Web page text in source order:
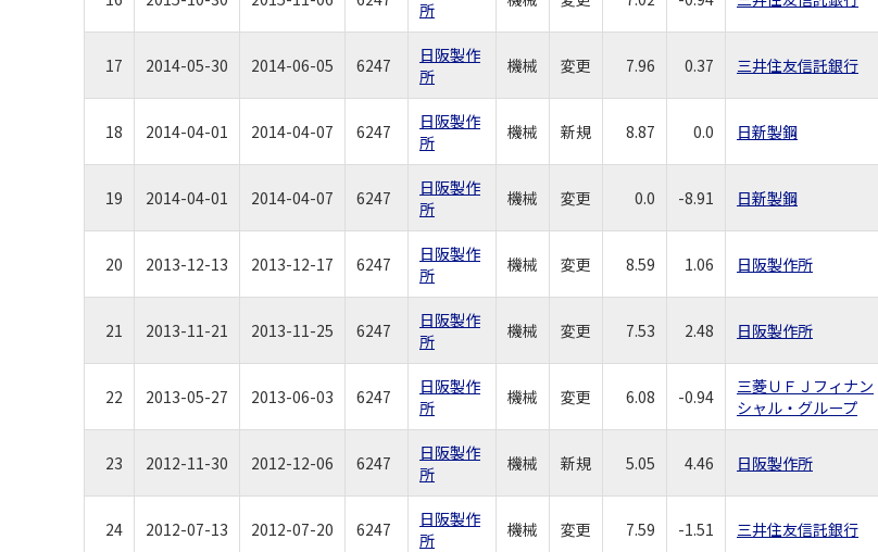
所
17 2014-05-30 2014-06-05 6247
日阪製作
所
機械 変更 7.96 0.37 三井住友信託銀行
18 2014-04-01 2014-04-07 6247
日阪製作
所
機械 新規 8.87 0.0 日新製鋼
19 2014-04-01 2014-04-07 6247
日阪製作
所
機械 変更 0.0 -8.91 日新製鋼
20 2013-12-13 2013-12-17 6247
日阪製作
所
機械 変更 8.59 1.06 日阪製作所
21 2013-11-21 2013-11-25 6247
日阪製作
所
機械 変更 7.53 2.48 日阪製作所
22 2013-05-27 2013-06-03 6247
日阪製作
所
機械 変更 6.08 -0.94
三菱ＵＦＪフィナン
シャル・グループ
23 2012-11-30 2012-12-06 6247
日阪製作
所
機械 新規 5.05 4.46 日阪製作所
24 2012-07-13 2012-07-20 6247
日阪製作
所
機械 変更 7.59 -1.51 三井住友信託銀行